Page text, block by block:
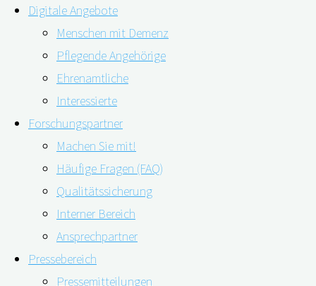
Digitale Angebote
Menschen mit Demenz
Pflegende Angehörige
Ehrenamtliche
Interessierte
Forschungspartner
Machen Sie mit!
Häufige Fragen (FAQ)
Qualitätssicherung
Interner Bereich
Ansprechpartner
Pressebereich
Pressemitteilungen
Ärztinnen und Ärzte sollten die kognitiven Fähigkeiten
von Typ-2-Diabetes-Patient*innen auch in den Jahren
nach der ersten Diagnosestellung gut beobachten. Der
Grund ist ein späterer Anstieg von
Demenzerkrankungen. Dies stellt eine neue
wissenschaftliche Studie aus Deutschland vor.